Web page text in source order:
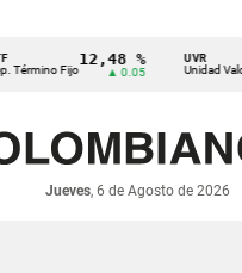
Fijo
12,48 %
▲ 0.05
UVR
Unidad Valor Real
Jueves, 6 de Agosto de 2026